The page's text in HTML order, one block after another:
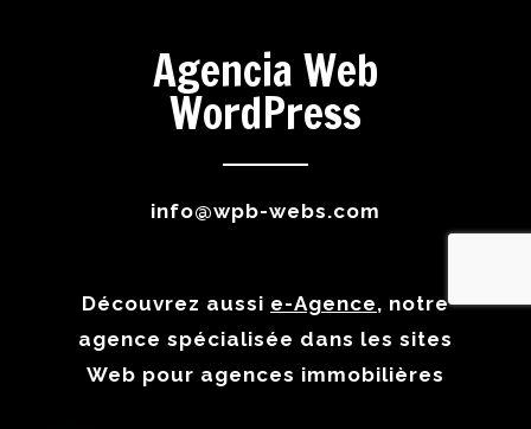
Agencia Web
WordPress
info@wpb-webs.com
Découvrez aussi e-Agence, notre
agence spécialisée dans les sites
Web pour agences immobilières